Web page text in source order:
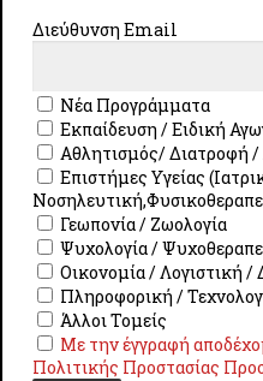
Την
προγράμματος,
Τζιβινίκου,
Παιδαγωγικού
Αγωγής του
Διδάσκοντες
Διεύθυνση Email
Νέα Προγράμματα
Εκπαίδευση / Ειδική
Αθλητισμός/ Διατροφή /
Επιστήμες Υγείας
Γεωπονία / Ζωολογία
Ψυχολογία /
Οικονομία / Λογιστική /
Πληροφορική /
Άλλοι Τομείς
Με την έγγραφή
Πολιτικής Προστασίας